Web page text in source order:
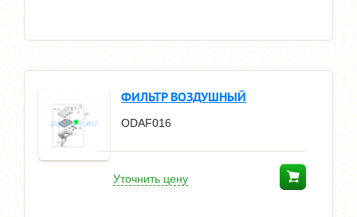
ФИЛЬТР ВОЗДУШНЫЙ
ODAF016
Уточнить цену